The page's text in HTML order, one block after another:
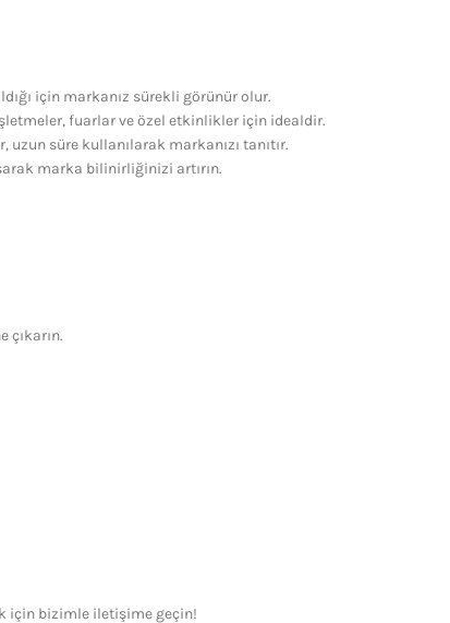
için markanız sürekli görünür olur.
fuarlar ve özel etkinlikler için idealdir.
süre kullanılarak markanızı tanıtır.
marka bilinirliğinizi artırın.
çıkarın.
için bizimle iletişime geçin!